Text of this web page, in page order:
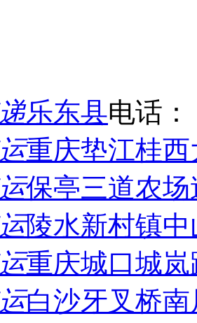
乐东县电话：
重庆垫江桂
保亭三道农
陵水新村镇
重庆城口城
白沙牙叉桥